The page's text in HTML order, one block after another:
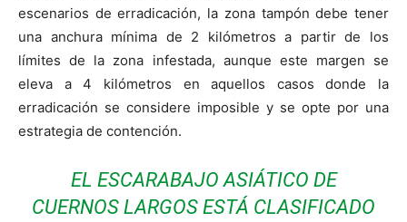
escenarios de erradicación, la zona tampón debe tener
una anchura mínima de 2 kilómetros a partir de los
límites de la zona infestada, aunque este margen se
eleva a 4 kilómetros en aquellos casos donde la
erradicación se considere imposible y se opte por una
estrategia de contención.
EL ESCARABAJO ASIÁTICO DE
CUERNOS LARGOS ESTÁ CLASIFICADO